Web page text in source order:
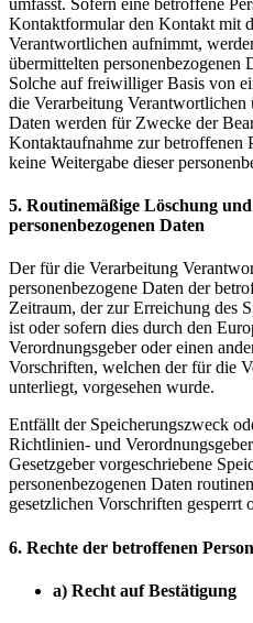
Kontaktformular den Kontakt mit
Verantwortlichen aufnimmt,
übermittelten personenbezogenen
Solche auf freiwilliger Basis von
die Verarbeitung Verantwortlichen
Daten werden für Zwecke der
Kontaktaufnahme zur betroffenen
keine Weitergabe dieser
5. Routinemäßige Löschung
personenbezogenen Daten
Der für die Verarbeitung
personenbezogene Daten der
Zeitraum, der zur Erreichung des
ist oder sofern dies durch den
Verordnungsgeber oder einen
Vorschriften, welchen der für die
unterliegt, vorgesehen wurde.
Entfällt der Speicherungszweck
Richtlinien- und
Gesetzgeber vorgeschriebene
personenbezogenen Daten
gesetzlichen Vorschriften gesperrt
6. Rechte der betroffenen Person
a) Recht auf Bestätigung